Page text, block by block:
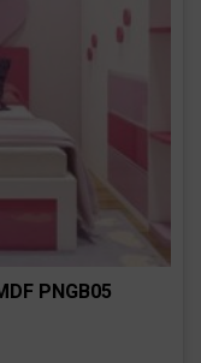
PNGB05